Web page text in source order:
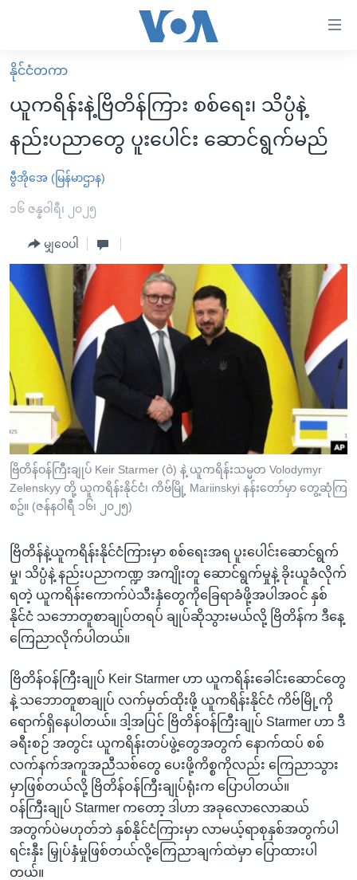
လွယ်ကူ
စေ
သည့်
Link
များ
ပင်မ
ကြည့်
ညွန်း
စာမျက်နှာ
ကျော်
ကြည့်
ရန်
ရှာဖွေ
နေရာ
သို့
ကျော်
ရန်
မူလစာမျက်နှာ
မြန်မာ
ကမ္ဘာ့သတင်းများ
နိုင်ငံတကာ
အမေရိကန်
အစ္စရေး-ပါလက်စတိုင်း
ဗွီဒီယို
သတင်းလွတ်လပ်ခွင့်
အင်္ဂလိပ်စာလေ့လာမယ်
အမေရိကန်သုံးအီဒီယံ
မကြေးမုံရဲ့ အင်္ဂလိပ်စာ
ရုပ်ရှင်ထဲက အင်္ဂလိပ်စာ
သုတပဒေသာ အင်္ဂလိပ်စာ
အပတ်စဉ်ကဏ္ဍများ
ရေဒီယို
တီဗွီ
ရေဒီယိုနှင့်ရုပ်သံ အချက်အလက်များ
ရေဒီယို/တီဗွီအစီအစဉ်
Learning English
ဗွီအိုအေ လူမှုကွန်ယက်များ
ဘာသာစကားများ
နိုင်ငံတကာ
ယူကရိန်းနဲ့ဗြိတိန်ကြား စစ်ရေး၊ သိပ္ပံနဲ့
နည်းပညာတွေ ပူးပေါင်း ဆောင်ရွက်မည်
ဗွီအိုအေ (မြန်မာဌာန)
၁၆ ဇန္နဝါရီ၊ ၂၀၂၅
မျှဝေပါ
ဗြိတိန်ဝန်ကြီးချုပ် Keir Starmer (ဝဲ) နဲ့ ယူကရိန်းသမ္မတ Volodymyr
Zelenskyy တို့ ယူကရိန်းနိုင်ငံ၊ ကိဗ်မြို့ Mariinskyi နန်းတော်မှာ တွေ့ဆုံကြ
စဥ်။ (ဇန်နဝါရီ ၁၆၊ ၂၀၂၅)
ဗြိတိန်နဲ့ယူကရိန်းနိုင်ငံကြားမှာ စစ်ရေးအရ ပူးပေါင်းဆောင်ရွက်
မှု၊ သိပ္ပံနဲ့ နည်းပညာကဏ္ဍ အကျိုးတူ ဆောင်ရွက်မှုနဲ့ ခိုးယူခံလိုက်
ရတဲ့ ယူကရိန်းကောက်ပဲသီးနှံတွေကိုခြေရာခံဖို့အပါအဝင် နှစ်
နိုင်ငံ သဘောတူစာချုပ်တရပ် ချုပ်ဆိုသွားမယ်လို့ ဗြိတိန်က ဒီနေ့
ကြေညာလိုက်ပါတယ်။
ဗြိတိန်ဝန်ကြီးချုပ် Keir Starmer ဟာ ယူကရိန်းခေါင်းဆောင်တွေ
နဲ့ သဘောတူစာချုပ် လက်မှတ်ထိုးဖို့ ယူကရိန်းနိုင်ငံ ကိဗ်မြို့ကို
ရောက်ရှိနေပါတယ်။ ဒါ့အပြင် ဗြိတိန်ဝန်ကြီးချုပ် Starmer ဟာ ဒီ
ခရီးစဉ် အတွင်း ယူကရိန်းတပ်ဖွဲ့တွေအတွက် နောက်ထပ် စစ်
လက်နက်အကူအညီသစ်တွေ ပေးဖို့ကိစ္စကိုလည်း ကြေညာသွား
မှာဖြစ်တယ်လို့ ဗြိတိန်ဝန်ကြီးချုပ်ရုံးက ပြောပါတယ်။
ဝန်ကြီးချုပ် Starmer ကတော့ ဒါဟာ အခုလောလောဆယ်
အတွက်ပဲမဟုတ်ဘဲ နှစ်နိုင်ငံကြားမှာ လာမယ့်ရာစုနှစ်အတွက်ပါ
ရင်းနှီး မြှုပ်နှံမှုဖြစ်တယ်လို့ကြေညာချက်ထဲမှာ ပြောထားပါ
တယ်။